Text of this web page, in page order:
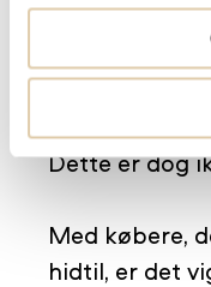
kan have en
udviklinger i
trods alt
Dette er dog
Med købere,
hidtil, er det